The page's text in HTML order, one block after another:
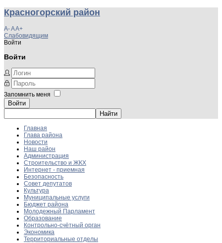
Красногорский район
A-AA+
Слабовидящим
Войти
Войти
Запомнить меня
Войти
Главная
Глава района
Новости
Наш район
Администрация
Строительство и ЖКХ
Интернет - приемная
Безопасность
Совет депутатов
Культура
Муниципальные услуги
Бюджет района
Молодежный Парламент
Образование
Контрольно-счётный орган
Экономика
Территориальные отделы